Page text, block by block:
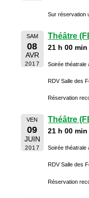
Sur réservation
SAM
08
AVR
2017
Théâtre
21 h 00 min
Soirée théatrale
RDV Salle des
Réservation
VEN
09
JUIN
2017
Théâtre
21 h 00 min
Soirée théatrale
RDV Salle des
Réservation